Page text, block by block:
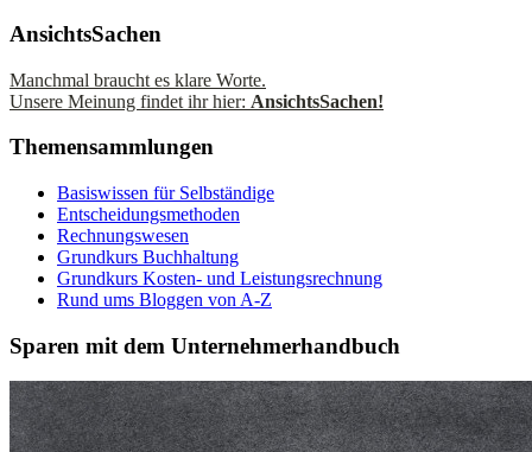
AnsichtsSachen
Manchmal braucht es klare Worte.
Unsere Meinung findet ihr hier: AnsichtsSachen!
Themensammlungen
Basiswissen für Selbständige
Entscheidungsmethoden
Rechnungswesen
Grundkurs Buchhaltung
Grundkurs Kosten- und Leistungsrechnung
Rund ums Bloggen von A-Z
Sparen mit dem Unternehmerhandbuch